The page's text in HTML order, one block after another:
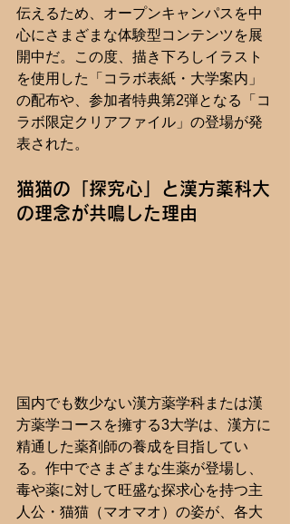
伝えるため、オープンキャンパスを中
心にさまざまな体験型コンテンツを展
開中だ。この度、描き下ろしイラスト
を使用した「コラボ表紙・大学案内」
の配布や、参加者特典第2弾となる「コ
ラボ限定クリアファイル」の登場が発
表された。
猫猫の「探究心」と漢方薬科大
の理念が共鳴した理由
国内でも数少ない漢方薬学科または漢
方薬学コースを擁する3大学は、漢方に
精通した薬剤師の養成を目指してい
る。作中でさまざまな生薬が登場し、
毒や薬に対して旺盛な探求心を持つ主
人公・猫猫（マオマオ）の姿が、各大